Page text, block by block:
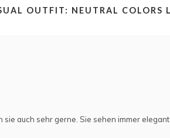
OUTFIT: NEUTRAL COLORS
auch sehr gerne. Sie sehen immer